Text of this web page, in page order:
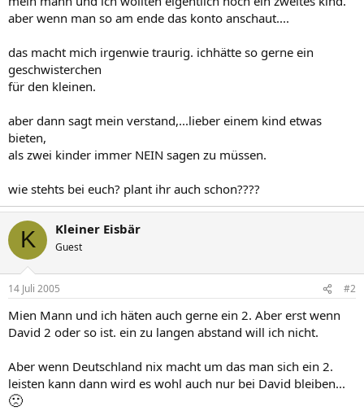
aber wenn man so am ende das konto anschaut....
das macht mich irgenwie traurig. ichhätte so gerne ein
geschwisterchen
für den kleinen.
aber dann sagt mein verstand,...lieber einem kind etwas
bieten,
als zwei kinder immer NEIN sagen zu müssen.
wie stehts bei euch? plant ihr auch schon????
K Kleiner Eisbär
Guest
14 Juli 2005 #2
Mien Mann und ich häten auch gerne ein 2. Aber erst wenn
David 2 oder so ist. ein zu langen abstand will ich nicht.
Aber wenn Deutschland nix macht um das man sich ein 2.
leisten kann dann wird es wohl auch nur bei David bleiben...
🙁